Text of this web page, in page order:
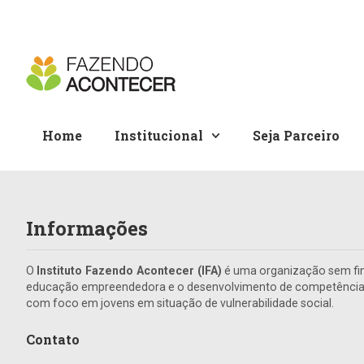
Home Institucional Seja Parceiro
Informações
O Instituto Fazendo Acontecer (IFA) é uma organização sem
educação empreendedora e o desenvolvimento de
com foco em jovens em situação de vulnerabilidade social.
Contato